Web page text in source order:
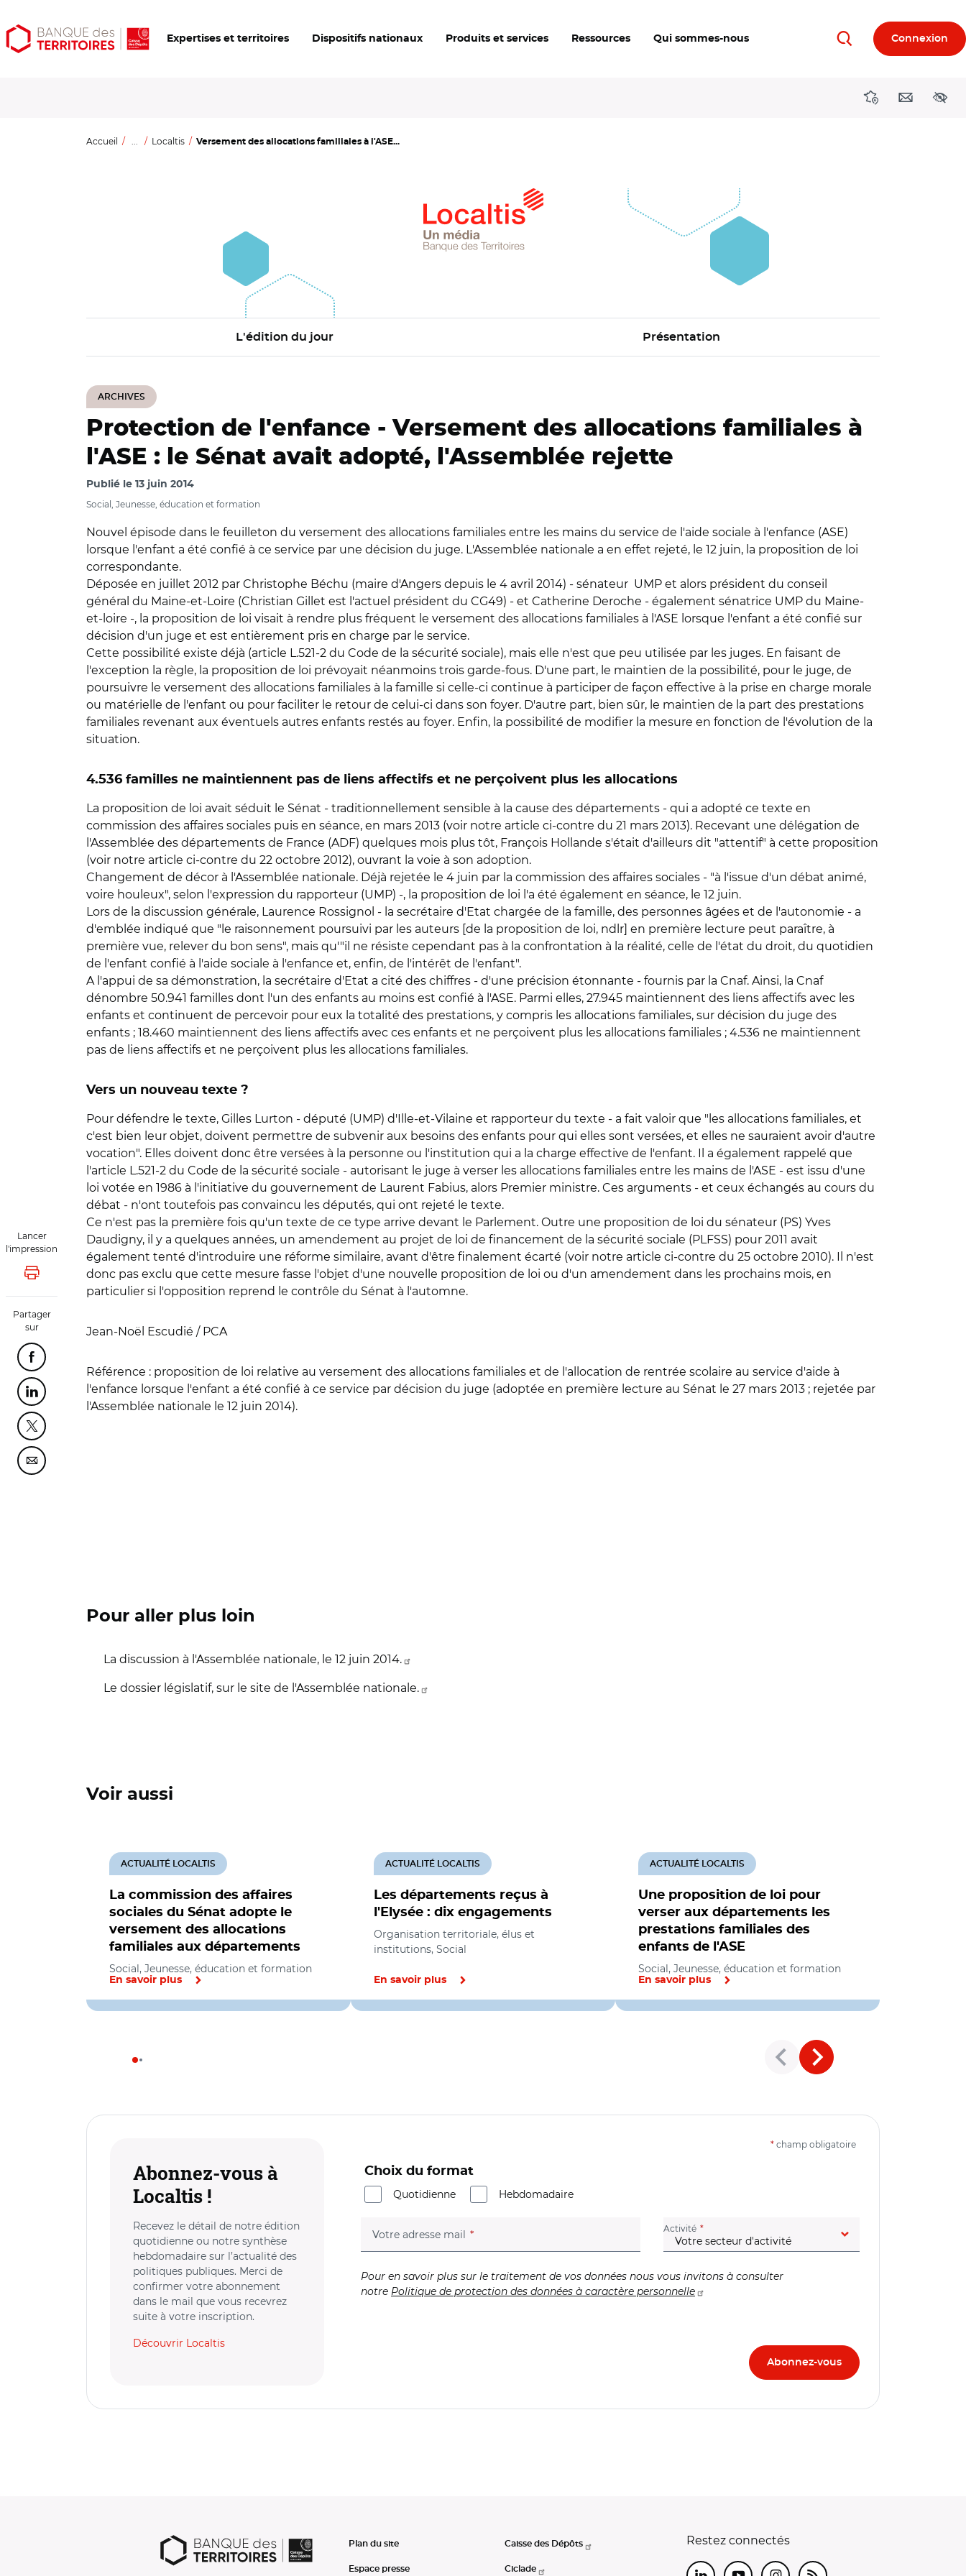
Aller
au
Aller
au
Ouvrir
les
Expertises et territoires Dispositifs nationaux Produits et services Ressources Qui sommes-nous RechercherConnexion
DirectionsContact
Accueil ... Localtis Versement des allocations familiales à l'ASE...
L'édition du jour Présentation
ARCHIVES
Lancer
l'impression
Lancer l'impression
Partager
sur
Partager cette page sur Facebook
Partager cette page sur Linkedin
Partager cette page sur Twitter
Partager cette page sur Courriel
Protection de l'enfance - Versement des allocations familiales à
l'ASE : le Sénat avait adopté, l'Assemblée rejette
Publié le 13 juin 2014
Social, Jeunesse, éducation et formation
Nouvel épisode dans le feuilleton du versement des allocations familiales entre les mains du service de l'aide sociale à l'enfance (ASE)
lorsque l'enfant a été confié à ce service par une décision du juge. L'Assemblée nationale a en effet rejeté, le 12 juin, la proposition de loi
correspondante.
Déposée en juillet 2012 par Christophe Béchu (maire d'Angers depuis le 4 avril 2014) - sénateur UMP et alors président du conseil
général du Maine-et-Loire (Christian Gillet est l'actuel président du CG49) - et Catherine Deroche - également sénatrice UMP du Maine-
et-loire -, la proposition de loi visait à rendre plus fréquent le versement des allocations familiales à l'ASE lorsque l'enfant a été confié sur
décision d'un juge et est entièrement pris en charge par le service.
Cette possibilité existe déjà (article L.521-2 du Code de la sécurité sociale), mais elle n'est que peu utilisée par les juges. En faisant de
l'exception la règle, la proposition de loi prévoyait néanmoins trois garde-fous. D'une part, le maintien de la possibilité, pour le juge, de
poursuivre le versement des allocations familiales à la famille si celle-ci continue à participer de façon effective à la prise en charge morale
ou matérielle de l'enfant ou pour faciliter le retour de celui-ci dans son foyer. D'autre part, bien sûr, le maintien de la part des prestations
familiales revenant aux éventuels autres enfants restés au foyer. Enfin, la possibilité de modifier la mesure en fonction de l'évolution de la
situation.
4.536 familles ne maintiennent pas de liens affectifs et ne perçoivent plus les allocations
La proposition de loi avait séduit le Sénat - traditionnellement sensible à la cause des départements - qui a adopté ce texte en
commission des affaires sociales puis en séance, en mars 2013 (voir notre article ci-contre du 21 mars 2013). Recevant une délégation de
l'Assemblée des départements de France (ADF) quelques mois plus tôt, François Hollande s'était d'ailleurs dit "attentif" à cette proposition
(voir notre article ci-contre du 22 octobre 2012), ouvrant la voie à son adoption.
Changement de décor à l'Assemblée nationale. Déjà rejetée le 4 juin par la commission des affaires sociales - "à l'issue d'un débat animé,
voire houleux", selon l'expression du rapporteur (UMP) -, la proposition de loi l'a été également en séance, le 12 juin.
Lors de la discussion générale, Laurence Rossignol - la secrétaire d'Etat chargée de la famille, des personnes âgées et de l'autonomie - a
d'emblée indiqué que "le raisonnement poursuivi par les auteurs [de la proposition de loi, ndlr] en première lecture peut paraître, à
première vue, relever du bon sens", mais qu'"il ne résiste cependant pas à la confrontation à la réalité, celle de l'état du droit, du quotidien
de l'enfant confié à l'aide sociale à l'enfance et, enfin, de l'intérêt de l'enfant".
A l'appui de sa démonstration, la secrétaire d'Etat a cité des chiffres - d'une précision étonnante - fournis par la Cnaf. Ainsi, la Cnaf
dénombre 50.941 familles dont l'un des enfants au moins est confié à l'ASE. Parmi elles, 27.945 maintiennent des liens affectifs avec les
enfants et continuent de percevoir pour eux la totalité des prestations, y compris les allocations familiales, sur décision du juge des
enfants ; 18.460 maintiennent des liens affectifs avec ces enfants et ne perçoivent plus les allocations familiales ; 4.536 ne maintiennent
pas de liens affectifs et ne perçoivent plus les allocations familiales.
Vers un nouveau texte ?
Pour défendre le texte, Gilles Lurton - député (UMP) d'Ille-et-Vilaine et rapporteur du texte - a fait valoir que "les allocations familiales, et
c'est bien leur objet, doivent permettre de subvenir aux besoins des enfants pour qui elles sont versées, et elles ne sauraient avoir d'autre
vocation". Elles doivent donc être versées à la personne ou l'institution qui a la charge effective de l'enfant. Il a également rappelé que
l'article L.521-2 du Code de la sécurité sociale - autorisant le juge à verser les allocations familiales entre les mains de l'ASE - est issu d'une
loi votée en 1986 à l'initiative du gouvernement de Laurent Fabius, alors Premier ministre. Ces arguments - et ceux échangés au cours du
débat - n'ont toutefois pas convaincu les députés, qui ont rejeté le texte.
Ce n'est pas la première fois qu'un texte de ce type arrive devant le Parlement. Outre une proposition de loi du sénateur (PS) Yves
Daudigny, il y a quelques années, un amendement au projet de loi de financement de la sécurité sociale (PLFSS) pour 2011 avait
également tenté d'introduire une réforme similaire, avant d'être finalement écarté (voir notre article ci-contre du 25 octobre 2010). Il n'est
donc pas exclu que cette mesure fasse l'objet d'une nouvelle proposition de loi ou d'un amendement dans les prochains mois, en
particulier si l'opposition reprend le contrôle du Sénat à l'automne.
Jean-Noël Escudié / PCA
Référence : proposition de loi relative au versement des allocations familiales et de l'allocation de rentrée scolaire au service d'aide à
l'enfance lorsque l'enfant a été confié à ce service par décision du juge (adoptée en première lecture au Sénat le 27 mars 2013 ; rejetée par
l'Assemblée nationale le 12 juin 2014).
Pour aller plus loin
La discussion à l'Assemblée nationale, le 12 juin 2014.
Le dossier législatif, sur le site de l'Assemblée nationale.
Voir aussi
La commission des affaires
sociales du Sénat adopte le
versement des allocations
familiales aux départements
ACTUALITÉ LOCALTIS
Social, Jeunesse, éducation et formation
En savoir plus
Les départements reçus à
l'Elysée : dix engagements
ACTUALITÉ LOCALTIS
Organisation territoriale, élus et
institutions, Social
En savoir plus
Une proposition de loi pour
verser aux départements les
prestations familiales des
enfants de l'ASE
ACTUALITÉ LOCALTIS
Social, Jeunesse, éducation et formation
En savoir plus
Abonnez-vous à
Localtis !
Recevez le détail de notre édition
quotidienne ou notre synthèse
hebdomadaire sur l’actualité des
politiques publiques. Merci de
confirmer votre abonnement
dans le mail que vous recevrez
suite à votre inscription.
Découvrir Localtis
* champ obligatoire
Choix du format
Quotidienne
Hebdomadaire
Votre adresse mail (champ obligatoire) Activité (champ obligatoire)
Pour en savoir plus sur le traitement de vos données nous vous invitons à consulter
notre Politique de protection des données à caractère personnelle
Plan du site
Espace presse
Caisse des Dépôts
Ciclade
Restez connectés